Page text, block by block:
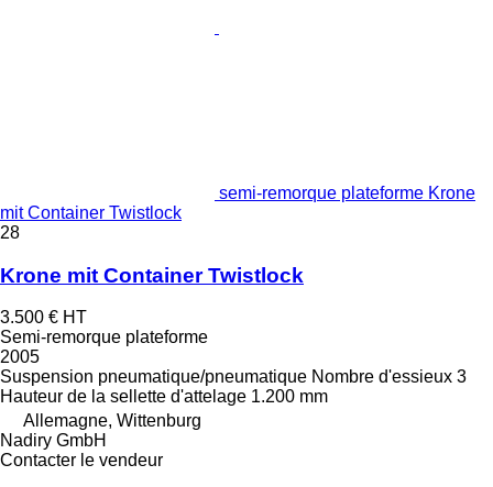
semi-remorque plateforme Krone
mit Container Twistlock
28
Krone mit Container Twistlock
3.500 € HT
Semi-remorque plateforme
2005
Suspension pneumatique/pneumatique Nombre d'essieux 3
Hauteur de la sellette d'attelage 1.200 mm
Allemagne, Wittenburg
Nadiry GmbH
Contacter le vendeur